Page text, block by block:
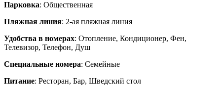
Парковка: Общественная
Пляжная линия: 2-ая пляжная линия
Удобства в номерах: Отопление, Кондиционер, Фен,
Телевизор, Телефон, Душ
Специальные номера: Семейные
Питание: Ресторан, Бар, Шведский стол